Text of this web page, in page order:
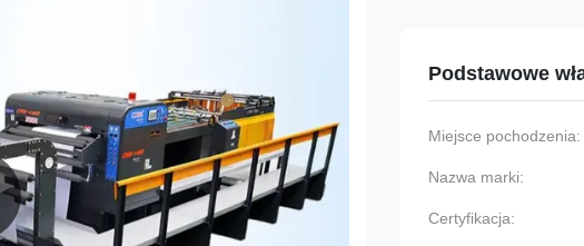
Podstawowe
Miejsce pochodzenia:
Nazwa marki:
Certyfikacja: